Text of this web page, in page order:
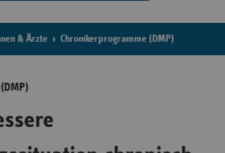
der
& Ärzte Chronikerprogramme (DMP)